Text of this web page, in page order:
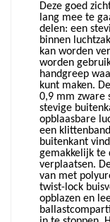
Deze goed
lang mee te
delen: een
binnen
kan worden
worden
handgreep
kunt maken.
0,9 mm zware
stevige
opblaasbare
een
buitenkant
gemakkelijk te
verplaatsen.
van met
twist-lock
opblazen en